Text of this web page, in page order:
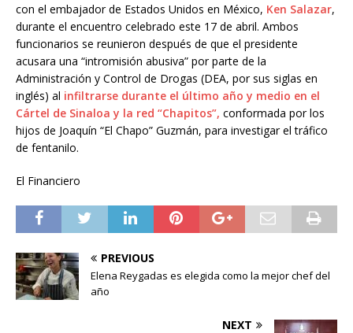
con el embajador de Estados Unidos en México, Ken Salazar,
durante el encuentro celebrado este 17 de abril. Ambos
funcionarios se reunieron después de que el presidente
acusara una “intromisión abusiva” por parte de la
Administración y Control de Drogas (DEA, por sus siglas en
inglés) al infiltrarse durante el último año y medio en el
Cártel de Sinaloa y la red “Chapitos”, conformada por los
hijos de Joaquín “El Chapo” Guzmán, para investigar el tráfico
de fentanilo.
El Financiero
PREVIOUS
Elena Reygadas es elegida como la mejor chef del
año
NEXT